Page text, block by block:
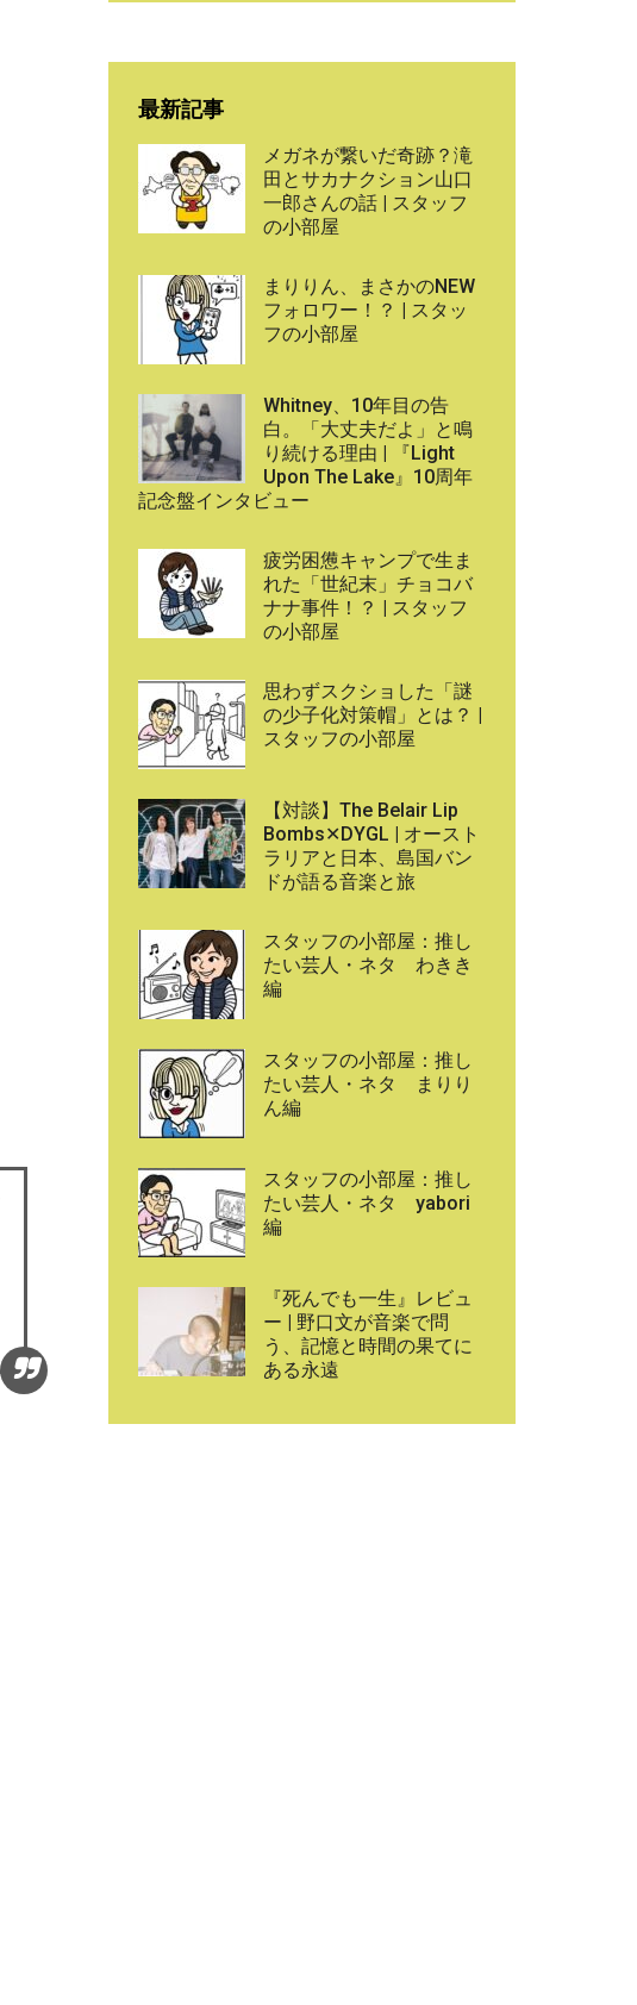
最新記事
メガネが繋いだ奇跡？滝
田とサカナクション山口
一郎さんの話 | スタッフ
の小部屋
まりりん、まさかのNEW
フォロワー！？ | スタッ
フの小部屋
Whitney、10年目の告
白。「大丈夫だよ」と鳴
り続ける理由 | 『Light
Upon The Lake』10周年
記念盤インタビュー
疲労困憊キャンプで生ま
れた「世紀末」チョコバ
ナナ事件！？ | スタッフ
の小部屋
思わずスクショした「謎
の少子化対策帽」とは？ |
スタッフの小部屋
【対談】The Belair Lip
Bombs✕DYGL | オースト
ラリアと日本、島国バン
ドが語る音楽と旅
スタッフの小部屋：推し
たい芸人・ネタ わきき
編
スタッフの小部屋：推し
たい芸人・ネタ まりり
ん編
スタッフの小部屋：推し
たい芸人・ネタ yabori
編
『死んでも一生』レビュ
ー | 野口文が音楽で問
う、記憶と時間の果てに
ある永遠